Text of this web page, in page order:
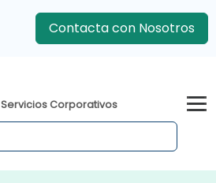
Contacta con Nosotros
Servicios Corporativos